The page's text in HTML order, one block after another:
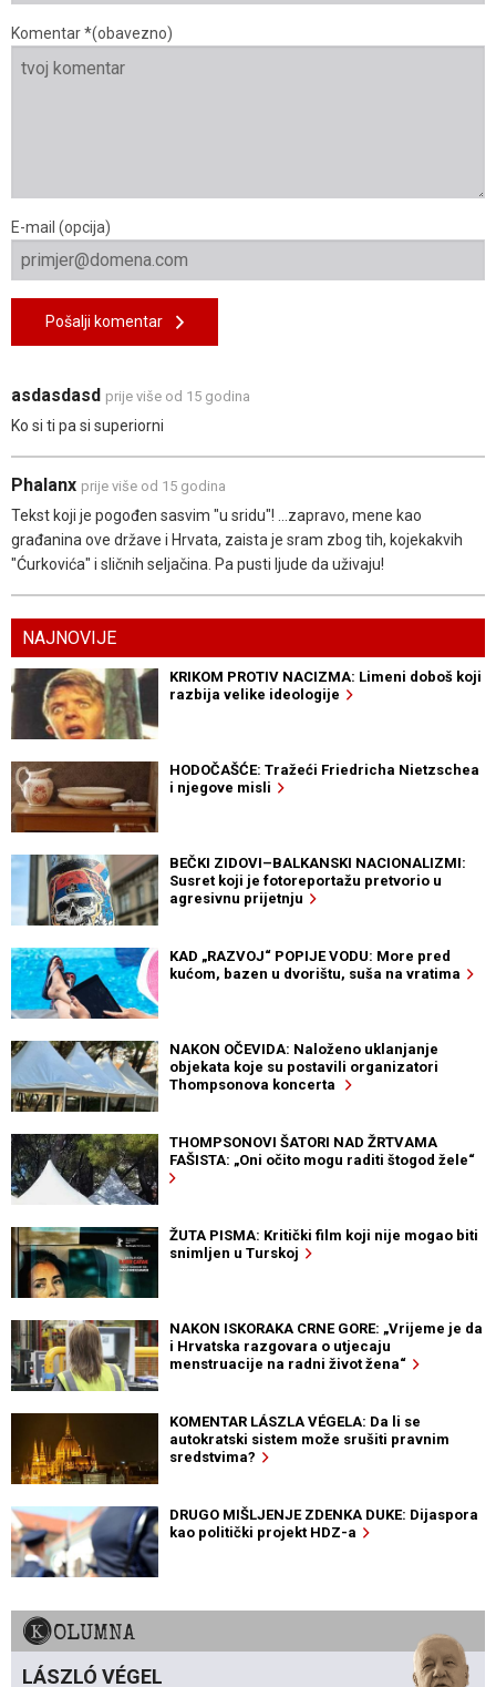
Komentar *(obavezno)
E-mail (opcija)
Pošalji komentar
asdasdasd prije više od 15 godina
Ko si ti pa si superiorni
Phalanx prije više od 15 godina
Tekst koji je pogođen sasvim "u sridu"! ...zapravo, mene kao
građanina ove države i Hrvata, zaista je sram zbog tih, kojekakvih
"Ćurkovića" i sličnih seljačina. Pa pusti ljude da uživaju!
NAJNOVIJE
KRIKOM PROTIV NACIZMA: Limeni doboš koji
razbija velike ideologije
HODOČAŠĆE: Tražeći Friedricha Nietzschea
i njegove misli
BEČKI ZIDOVI–BALKANSKI NACIONALIZMI:
Susret koji je fotoreportažu pretvorio u
agresivnu prijetnju
KAD „RAZVOJ“ POPIJE VODU: More pred
kućom, bazen u dvorištu, suša na vratima
NAKON OČEVIDA: Naloženo uklanjanje
objekata koje su postavili organizatori
Thompsonova koncerta
THOMPSONOVI ŠATORI NAD ŽRTVAMA
FAŠISTA: „Oni očito mogu raditi štogod žele“
ŽUTA PISMA: Kritički film koji nije mogao biti
snimljen u Turskoj
NAKON ISKORAKA CRNE GORE: „Vrijeme je da
i Hrvatska razgovara o utjecaju
menstruacije na radni život žena“
KOMENTAR LÁSZLA VÉGELA: Da li se
autokratski sistem može srušiti pravnim
sredstvima?
DRUGO MIŠLJENJE ZDENKA DUKE: Dijaspora
kao politički projekt HDZ-a
KOLUMNA
LÁSZLÓ VÉGEL